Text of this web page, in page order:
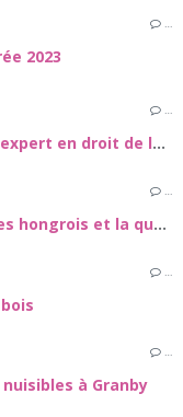
…
2023
…
Quelles sont les missions de l’avocat expert en droit de la construction et dans le domaine des travaux de rénovation énergétique ?
…
La formation exemplaire des dentistes hongrois et la qualité exceptionnelle de leurs soins dentaires
…
à Granby